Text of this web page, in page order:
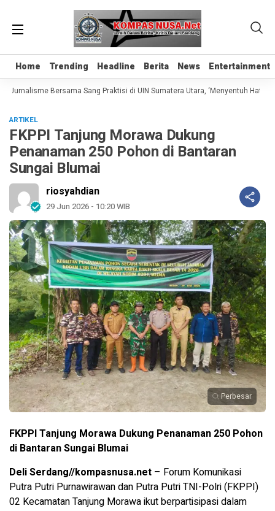
Home Trending Headline Berita News Entertainment
Home Trending Headline Berita News Entertainment
Bersama Sang Praktisi di UIN Sumatera Utara, ‘Menyentuh Hati
ARTIKEL
FKPPI Tanjung Morawa Dukung
Penanaman 250 Pohon di Bantaran
Sungai Blumai
riosyahdian
29 Jun 2026 - 10:20 WIB
Perbesar
FKPPI Tanjung Morawa Dukung Penanaman 250 Pohon
di Bantaran Sungai Blumai
Deli Serdang//kompasnusa.net – Forum Komunikasi
Putra Putri Purnawirawan dan Putra Putri TNI-Polri (FKPPI)
02 Kecamatan Tanjung Morawa ikut berpartisipasi dalam